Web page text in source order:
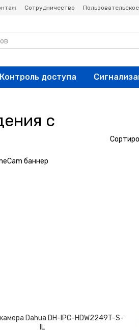
Сотрудничество
Контроль доступа
с